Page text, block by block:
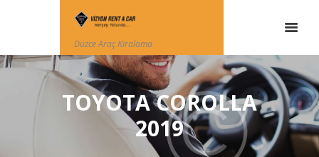
Düzce Araç Kiralama
TOYOTA COROLLA
2019